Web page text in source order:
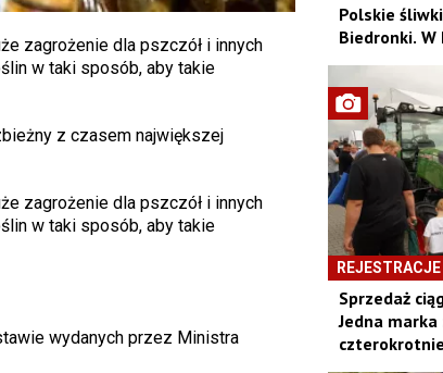
zagrożenie dla pszczół i innych
w taki sposób, aby takie
z czasem największej
zagrożenie dla pszczół i innych
w taki sposób, aby takie
wydanych przez Ministra
Polskie
Biedronki. W
Sprzedaż
Jedna marka
czterokrotnie